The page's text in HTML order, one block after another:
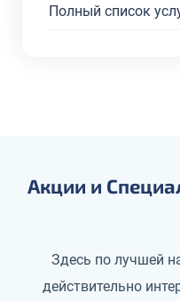
Полный список
Акции и
Здесь по лучшей
действительно